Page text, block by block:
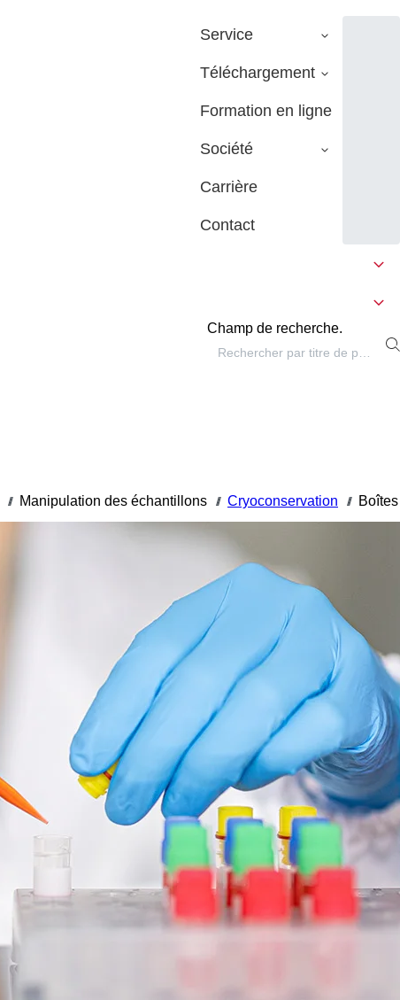
Service
Téléchargement
Formation en ligne
Société
Carrière
Contact
Champ de recherche.
/// Manipulation des échantillons /// Cryoconservation ///